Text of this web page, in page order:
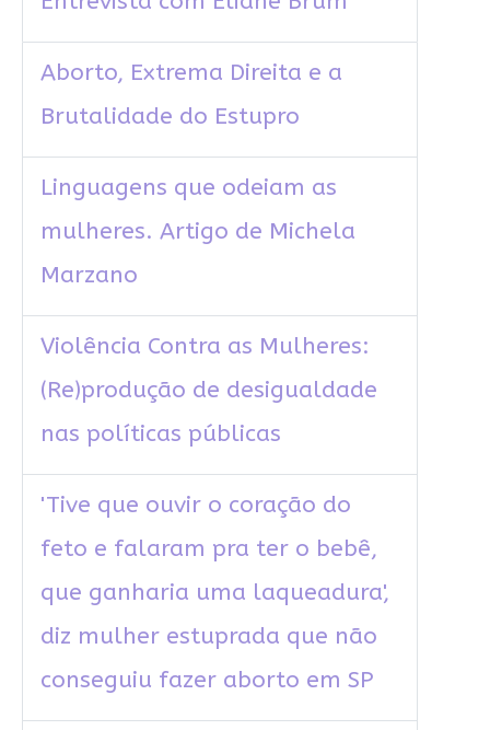
Aborto, Extrema Direita e a
Brutalidade do Estupro
Linguagens que odeiam as
mulheres. Artigo de Michela
Marzano
Violência Contra as Mulheres:
(Re)produção de desigualdade
nas políticas públicas
'Tive que ouvir o coração do
feto e falaram pra ter o bebê,
que ganharia uma laqueadura',
diz mulher estuprada que não
conseguiu fazer aborto em SP